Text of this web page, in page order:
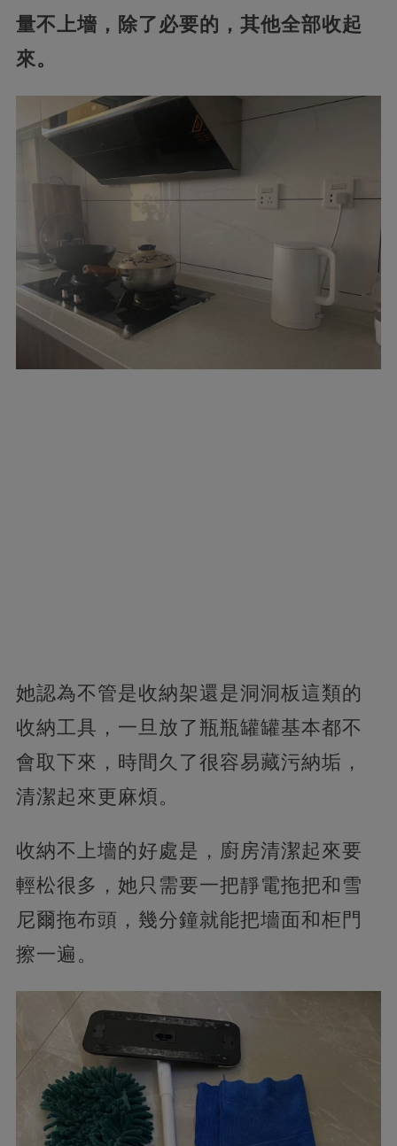
量不上墻，除了必要的，其他全部收起
來。
她認為不管是收納架還是洞洞板這類的
收納工具，一旦放了瓶瓶罐罐基本都不
會取下來，時間久了很容易藏污納垢，
清潔起來更麻煩。
收納不上墻的好處是，廚房清潔起來要
輕松很多，她只需要一把靜電拖把和雪
尼爾拖布頭，幾分鐘就能把墻面和柜門
擦一遍。